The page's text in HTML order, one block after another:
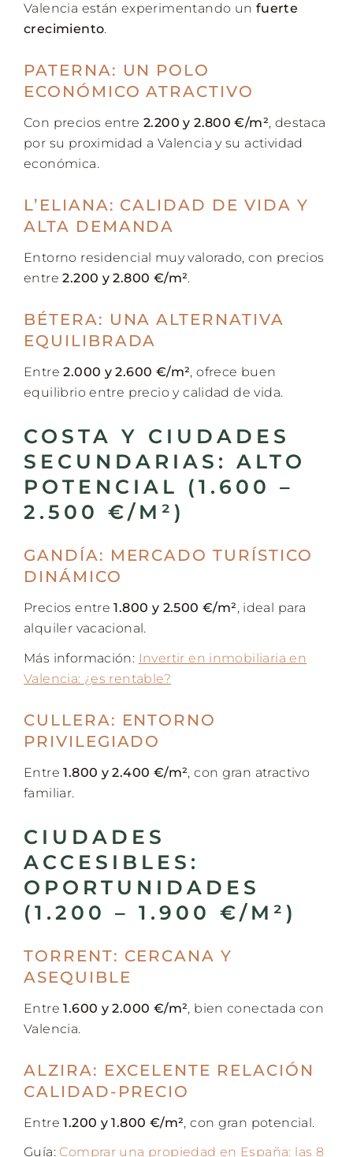
Valencia están experimentando un fuerte
crecimiento.
PATERNA: UN POLO
ECONÓMICO ATRACTIVO
Con precios entre2.200 y 2.800 €/m², destaca
por su proximidad a Valencia y su actividad
económica.
L’ELIANA: CALIDAD DE VIDA Y
ALTA DEMANDA
Entorno residencial muy valorado, con precios
entre2.200 y 2.800 €/m².
BÉTERA: UNA ALTERNATIVA
EQUILIBRADA
Entre2.000 y 2.600 €/m², ofrece buen
equilibrio entre precio y calidad de vida.
COSTA Y CIUDADES
SECUNDARIAS: ALTO
POTENCIAL (1.600 –
2.500 €/M²)
GANDÍA: MERCADO TURÍSTICO
DINÁMICO
Precios entre1.800 y 2.500 €/m², ideal para
alquiler vacacional.
Más información: Invertir en inmobiliaria en
Valencia: ¿es rentable?
CULLERA: ENTORNO
PRIVILEGIADO
Entre1.800 y 2.400 €/m², con gran atractivo
familiar.
CIUDADES
ACCESIBLES:
OPORTUNIDADES
(1.200 – 1.900 €/M²)
TORRENT: CERCANA Y
ASEQUIBLE
Entre1.600 y 2.000 €/m², bien conectada con
Valencia.
ALZIRA: EXCELENTE RELACIÓN
CALIDAD-PRECIO
Entre1.200 y 1.800 €/m², con gran potencial.
Guía: Comprar una propiedad en España: las 8